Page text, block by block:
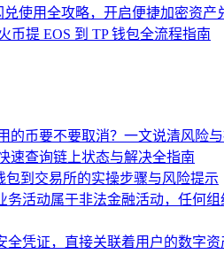
兑使用全攻略，开启便捷加密资产
币提 EOS 到 TP 钱包全流程指南
的币要不要取消？一文说清风险
速查询链上状态与解决全指南
到交易所的实操步骤与风险提示
务活动属于非法金融活动，任何
全凭证，直接关联着用户的数字